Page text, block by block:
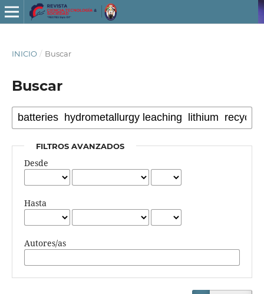
INICIO / Buscar
Buscar
FILTROS AVANZADOS
Desde
Hasta
Autores/as